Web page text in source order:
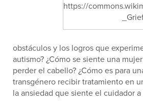
https://
obstáculos y los logros que
autismo? ¿Cómo se siente una
perder el cabello? ¿Cómo es para
transgénero recibir tratamiento en
la ansiedad que siente el cuidador